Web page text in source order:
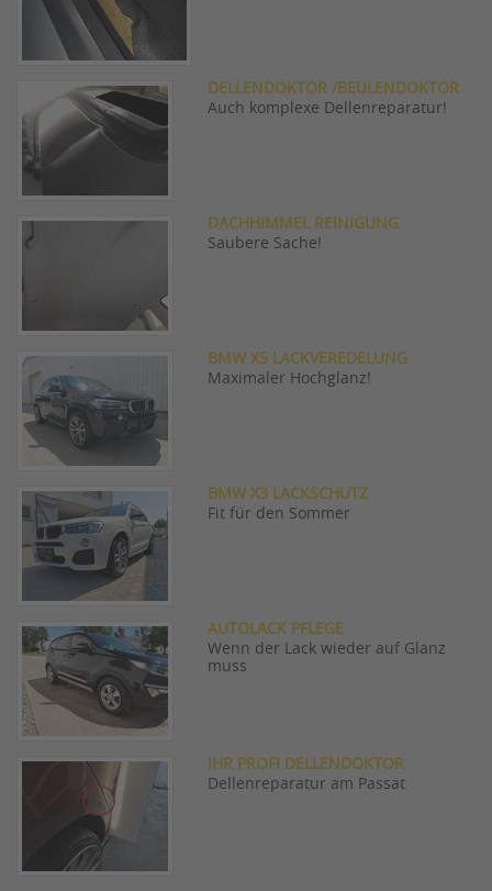
DELLENDOKTOR /BEULENDOKTOR
Auch komplexe Dellenreparatur!
DACHHIMMEL REINIGUNG
Saubere Sache!
BMW X5 LACKVEREDELUNG
Maximaler Hochglanz!
BMW X3 LACKSCHUTZ
Fit für den Sommer
AUTOLACK PFLEGE
Wenn der Lack wieder auf Glanz
muss
IHR PROFI DELLENDOKTOR
Dellenreparatur am Passat